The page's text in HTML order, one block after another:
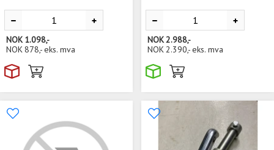
NOK 1.098,-
NOK878,-eks. mva
NOK2.988,-
NOK2.390,-eks. mva